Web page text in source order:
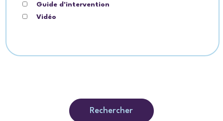
Guide d'intervention
Vidéo
Rechercher